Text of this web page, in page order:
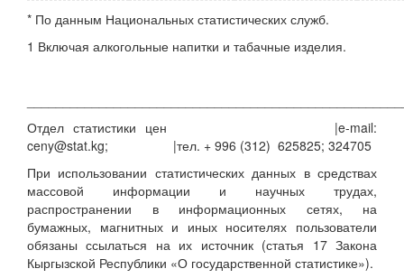
* По данным Национальных статистических служб.
1 Включая алкогольные напитки и табачные изделия.
Отдел статистики цен |e-mail:
ceny@stat.kg; |тел. + 996 (312) 625825; 324705
При использовании статистических данных в средствах
массовой информации и научных трудах,
распространении в информационных сетях, на
бумажных, магнитных и иных носителях пользователи
обязаны ссылаться на их источник (статья 17 Закона
Кыргызской Республики «О государственной статистике»).